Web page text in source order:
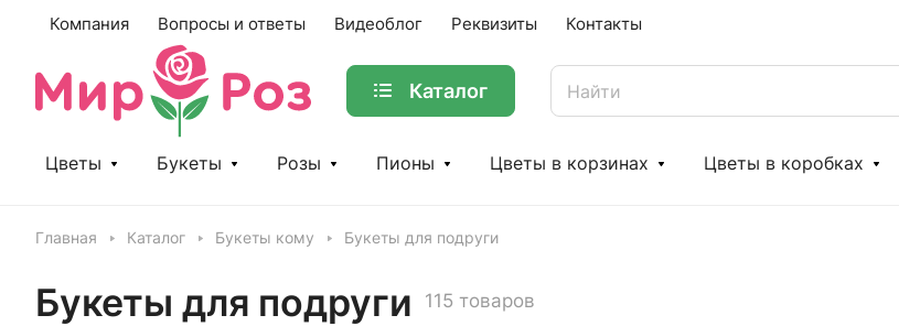
Компания Вопросы и ответы Видеоблог Реквизиты Контакты
Каталог
Цветы Букеты Розы Пионы Цветы в корзинах Цветы в коробках
Главная Каталог Букеты кому Букеты для подруги
Букеты для подруги 115 товаров